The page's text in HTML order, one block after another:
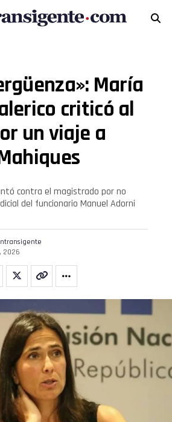
María
criticó al
un viaje a
contra el magistrado por no
del funcionario Manuel Adorni
2026